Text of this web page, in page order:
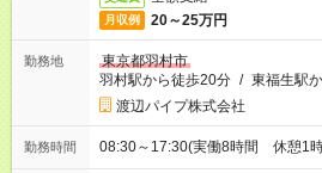
月収例 20～25万円
勤務地
東京都羽村市
羽村駅から徒歩20分 / 東福生駅
渡辺パイプ株式会社
勤務時間 08:30～17:30(実働8時間 休憩1